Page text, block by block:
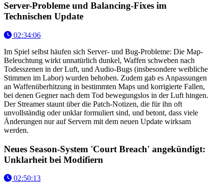
Server-Probleme und Balancing-Fixes im
Technischen Update
02:34:06
Im Spiel selbst häufen sich Server- und Bug-Probleme: Die Map-
Beleuchtung wirkt unnatürlich dunkel, Waffen schweben nach
Todesszenen in der Luft, und Audio-Bugs (insbesondere weibliche
Stimmen im Labor) wurden behoben. Zudem gab es Anpassungen
an Waffenüberhitzung in bestimmten Maps und korrigierte Fallen,
bei denen Gegner nach dem Tod bewegungslos in der Luft hingen.
Der Streamer staunt über die Patch-Notizen, die für ihn oft
unvollständig oder unklar formuliert sind, und betont, dass viele
Änderungen nur auf Servern mit dem neuen Update wirksam
werden.
Neues Season-System 'Court Breach' angekündigt:
Unklarheit bei Modifiern
02:50:13